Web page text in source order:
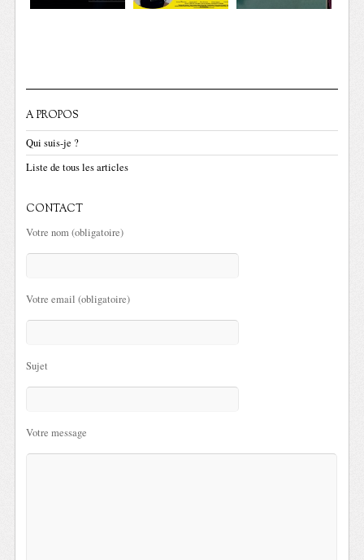
A PROPOS
Qui suis-je ?
Liste de tous les articles
CONTACT
Votre nom (obligatoire)
Votre email (obligatoire)
Sujet
Votre message